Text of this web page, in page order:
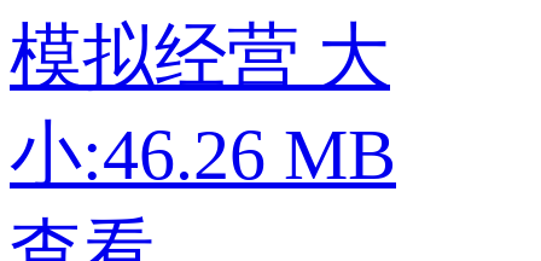
模拟经营 大
小:46.26 MB